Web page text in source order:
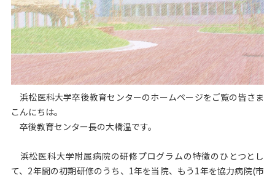
浜松医科大学卒後教育センターのホームページをご覧の皆さま
こんにちは。
卒後教育センター長の大橋温です。
浜松医科大学附属病院の研修プログラムの特徴のひとつとし
て、2年間の初期研修のうち、1年を当院、もう1年を協力病院(市